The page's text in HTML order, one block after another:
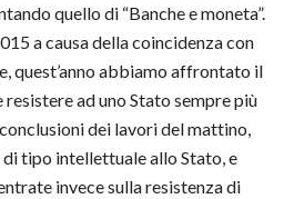
quello di “Banche e moneta”.
a causa della coincidenza con
quest’anno abbiamo affrontato il
ad uno Stato sempre più
dei lavori del mattino,
tipo intellettuale allo Stato, e
invece sulla resistenza di